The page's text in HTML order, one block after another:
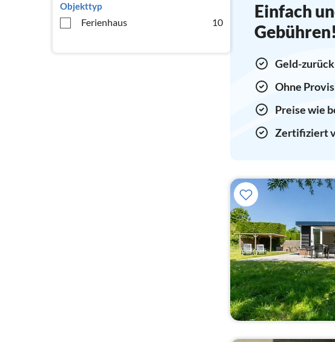
Objekttyp
Ferienhaus 10
Einfach
Gebühren!
Geld-
Ohne
Preise wie
Zertifiziert